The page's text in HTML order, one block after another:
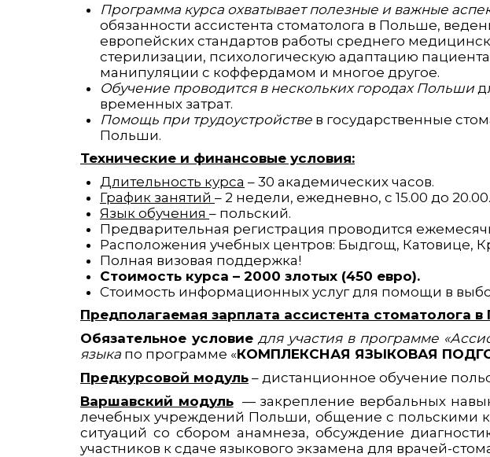
Программа курса охватывает полезные и важные
обязанности ассистента стоматолога в Польше,
европейских стандартов работы среднего
стерилизации, психологическую адаптацию
манипуляции с коффердамом и многое другое.
Обучение проводится в нескольких городах Польши
временных затрат.
Помощь при трудоустройстве в государственные
Польши.
Технические и финансовые условия:
Длительность курса – 30 академических часов.
График занятий – 2 недели, ежедневно, с 15.00 до 20.00.
Язык обучения – польский.
Предварительная регистрация проводится
Расположения учебных центров: Быдгощ, Катовице,
Полная визовая поддержка!
Стоимость курса – 2000 злотых (450 евро).
Стоимость информационных услуг для помощи в
Предполагаемая зарплата ассистента стоматолога
Обязательное условиедля участия в программе
языка по программе «КОМПЛЕКСНАЯ ЯЗЫКОВАЯ
Предкурсовой модуль – дистанционное обучение
Варшавский модуль— закрепление вербальных
лечебных учреждений Польши, общение с польскими
ситуаций со сбором анамнеза, обсуждение
участников к сдаче языкового экзамена для врачей-